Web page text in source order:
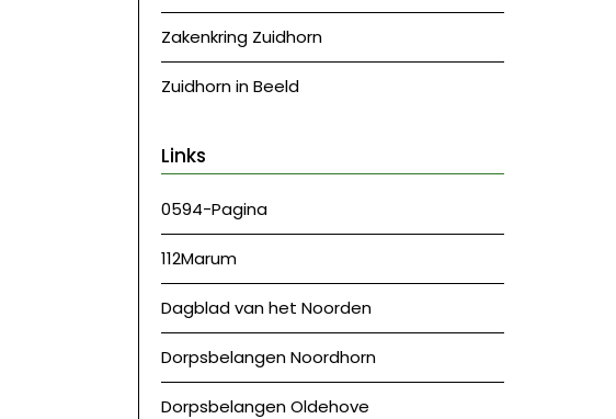
Zakenkring Zuidhorn
Zuidhorn in Beeld
Links
0594-Pagina
112Marum
Dagblad van het Noorden
Dorpsbelangen Noordhorn
Dorpsbelangen Oldehove